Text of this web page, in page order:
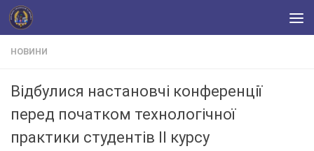
Skip to content
НОВИНИ
Відбулися настановчі конференції
перед початком технологічної
практики студентів ІІ курсу